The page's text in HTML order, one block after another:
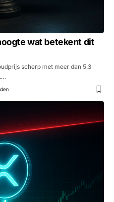
wat betekent dit
scherp met meer dan 5,3